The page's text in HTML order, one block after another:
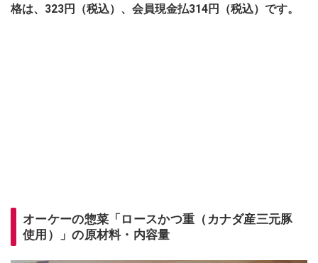
格は、323円（税込）、会員現金払314円（税込）です。
オーケーの惣菜「ロースかつ重（カナダ産三元豚
使用）」の原材料・内容量